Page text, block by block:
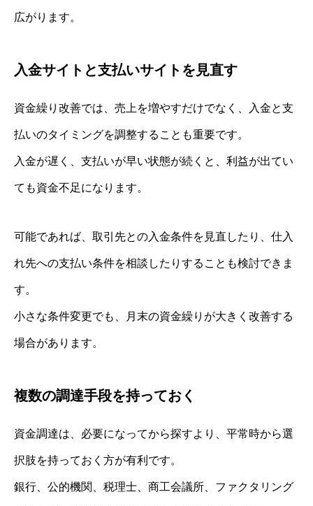
広がります。
入金サイトと支払いサイトを見直す
資金繰り改善では、売上を増やすだけでなく、入金と支
払いのタイミングを調整することも重要です。
入金が遅く、支払いが早い状態が続くと、利益が出てい
ても資金不足になります。
可能であれば、取引先との入金条件を見直したり、仕入
れ先への支払い条件を相談したりすることも検討できま
す。
小さな条件変更でも、月末の資金繰りが大きく改善する
場合があります。
複数の調達手段を持っておく
資金調達は、必要になってから探すより、平常時から選
択肢を持っておく方が有利です。
銀行、公的機関、税理士、商工会議所、ファクタリング